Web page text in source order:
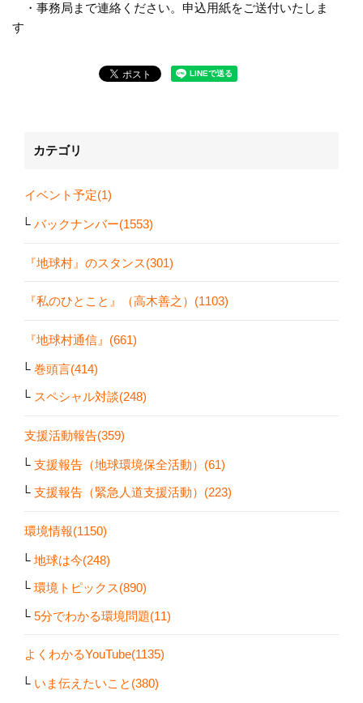
・事務局まで連絡ください。申込用紙をご送付いたしま
す
カテゴリ
イベント予定(1)
バックナンバー(1553)
『地球村』のスタンス(301)
『私のひとこと』（高木善之）(1103)
『地球村通信』(661)
巻頭言(414)
スペシャル対談(248)
支援活動報告(359)
支援報告（地球環境保全活動）(61)
支援報告（緊急人道支援活動）(223)
環境情報(1150)
地球は今(248)
環境トピックス(890)
5分でわかる環境問題(11)
よくわかるYouTube(1135)
いま伝えたいこと(380)